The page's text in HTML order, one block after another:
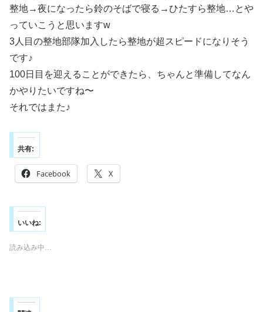
整地→夜になったら鈴のそばで寝る→ひたすら整地…とや
っていこうと思いますw
3人目の整地部隊加入したら整地が超スピードになりそう
です♪
100日目を迎えることができたら、ちゃんと準備してなん
かやりたいですね〜
それではまた♪
共有:
Facebook X
いいね:
読み込み中…